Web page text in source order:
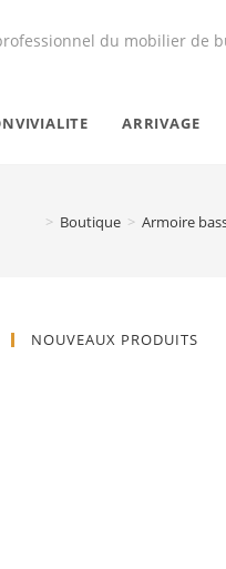
du mobilier de
ARRIVAGE
> Boutique > Armoire
NOUVEAUX PRODUITS